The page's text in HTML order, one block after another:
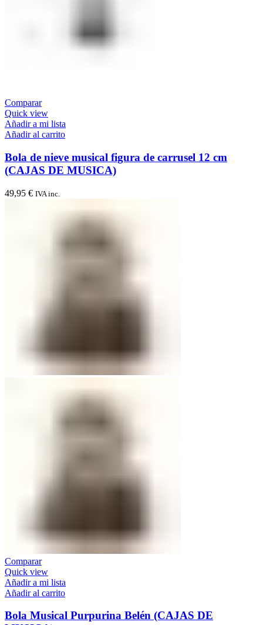
Comparar
Quick view
Añadir a mi lista
Añadir al carrito
Bola de nieve musical figura de carrusel 12 cm
(CAJAS DE MUSICA)
49,95 € IVA inc.
Comparar
Quick view
Añadir a mi lista
Añadir al carrito
Bola Musical Purpurina Belén (CAJAS DE